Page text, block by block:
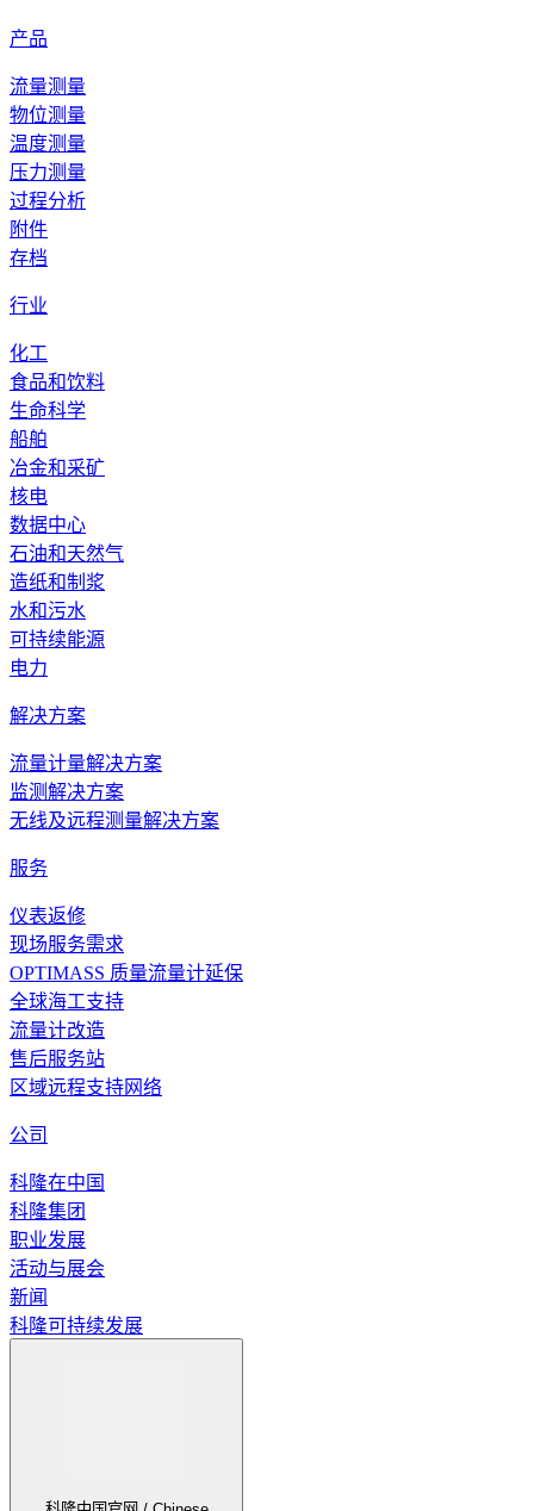
要求
推荐的产品及解决方案
浏览产品的详情
描述
给水的流量测量
要求
对核电安全的重要性 (ITNS)
环境资质
推荐的产品及解决方案
浏览产品的详情
描述
蒸汽的温度测量
要求
推荐的产品及解决方案
产品
流量测量
物位测量
温度测量
压力测量
过程分析
附件
存档
行业
化工
食品和饮料
生命科学
船舶
冶金和采矿
核电
数据中心
石油和天然气
造纸和制浆
水和污水
可持续能源
电力
解决方案
流量计量解决方案
监测解决方案
无线及远程测量解决方案
服务
仪表返修
现场服务需求
OPTIMASS 质量流量计延保
全球海工支持
流量计改造
售后服务站
区域远程支持网络
公司
科隆在中国
科隆集团
职业发展
活动与展会
新闻
科隆可持续发展